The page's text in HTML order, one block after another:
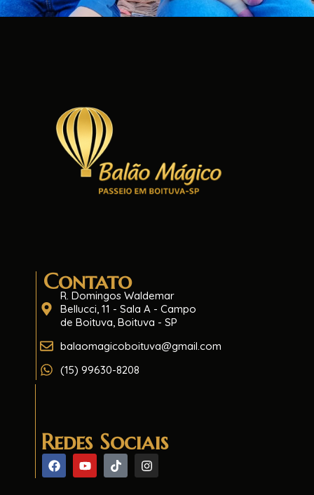
Contato
R. Domingos Waldemar
Bellucci, 11 - Sala A - Campo
de Boituva, Boituva - SP
balaomagicoboituva@gmail.com
(15) 99630-8208
Redes Sociais